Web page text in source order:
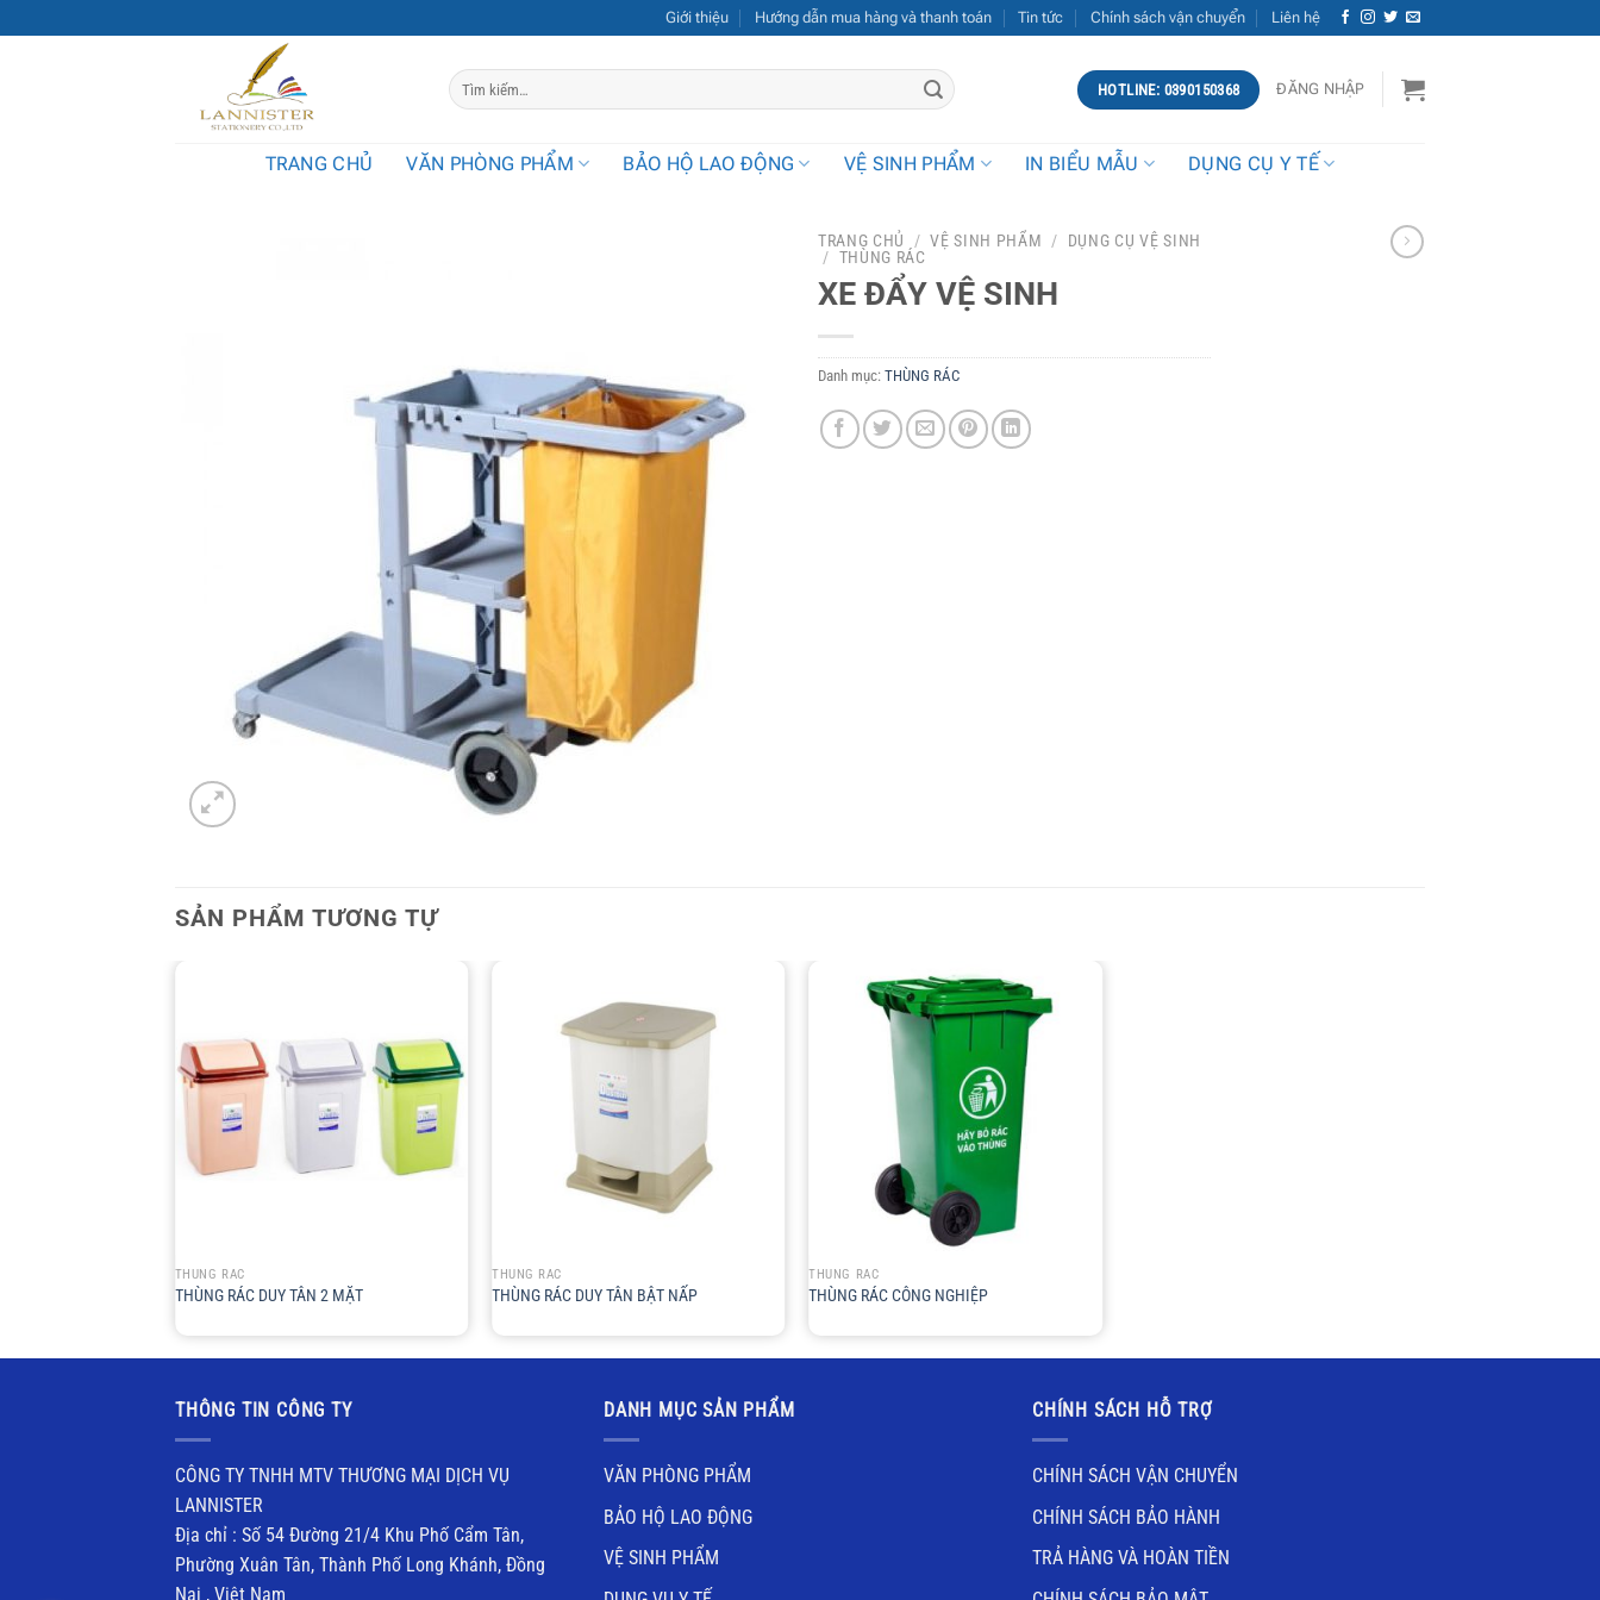
đến
Giới thiệu Hướng dẫn mua hàng và thanh toán Tin tức Chính sách vận chuyển Liên hệ
Tìm
kiếm:
HOTLINE: 0390150368 ĐĂNG NHẬP
TRANG CHỦ VĂN PHÒNG PHẨM BẢO HỘ LAO ĐỘNG VỆ SINH PHẨM IN BIỂU MẪU DỤNG CỤ Y TẾ
TRANG CHỦ / VỆ SINH PHẨM /
DỤNG CỤ VỆ SINH
/ THÙNG RÁC
XE ĐẨY VỆ SINH
Danh mục: THÙNG RÁC
SẢN PHẨM TƯƠNG TỰ
THÙNG RÁC
THÙNG RÁC DUY TÂN 2 MẶT
THÙNG RÁC
THÙNG RÁC DUY TÂN BẬT NẤP
THÙNG RÁC
THÙNG RÁC CÔNG NGHIỆP
THÔNG TIN CÔNG TY
CÔNG TY TNHH MTV THƯƠNG MẠI DỊCH VỤ
LANNISTER
Địa chỉ : Số 54 Đường 21/4 Khu Phố Cẩm Tân,
Phường Xuân Tân, Thành Phố Long Khánh, Đồng
Nai , Việt Nam
DANH MỤC SẢN PHẨM
VĂN PHÒNG PHẨM
BẢO HỘ LAO ĐỘNG
VỆ SINH PHẨM
CHÍNH SÁCH HỖ TRỢ
CHÍNH SÁCH VẬN CHUYỂN
CHÍNH SÁCH BẢO HÀNH
TRẢ HÀNG VÀ HOÀN TIỀN